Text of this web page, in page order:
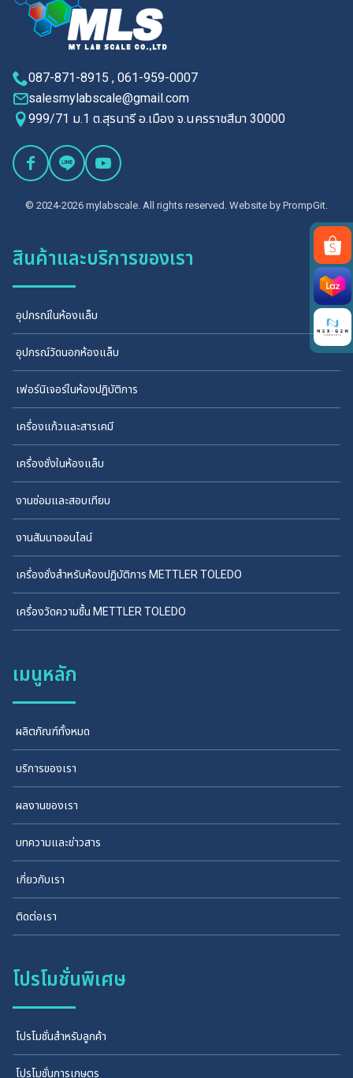
087-871-8915 , 061-959-0007
salesmylabscale@gmail.com
999/71 ม.1 ต.สุรนารี อ.เมือง จ.นครราชสีมา 30000
© 2024-2026 mylabscale. All rights reserved. Website by PrompGit.
สินค้าและบริการของเรา
อุปกรณ์ในห้องแล็บ
อุปกรณ์วัดนอกห้องแล็บ
เฟอร์นิเจอร์ในห้องปฏิบัติการ
เครื่องแก้วและสารเคมี
เครื่องชั่งในห้องแล็บ
งานซ่อมและสอบเทียบ
งานสัมนาออนไลน์
เครื่องชั่งสำหรับห้องปฏิบัติการ METTLER TOLEDO
เครื่องวัดความชื้น METTLER TOLEDO
เมนูหลัก
ผลิตภัณฑ์ทั้งหมด
บริการของเรา
ผลงานของเรา
บทความและข่าวสาร
เกี่ยวกับเรา
ติดต่อเรา
โปรโมชั่นพิเศษ
โปรโมชั่นสำหรับลูกค้า
โปรโมชั่นการเกษตร